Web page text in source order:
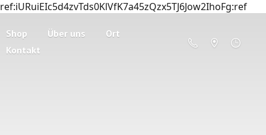
ref:iURuiEIc5d4zvTds0KlVfK7a45zQzx5TJ6Jow2IhoFg:ref
Shop Über uns
Ort
Kontakt